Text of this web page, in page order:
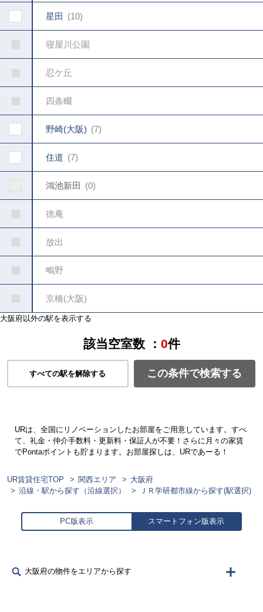
星田 10
寝屋川公園
忍ケ丘
四条畷
野崎(大阪) 7
住道 7
鴻池新田 0
徳庵
放出
鴫野
京橋(大阪)
大阪府以外の駅を表示する
該当空室数 ： 0件
すべての駅を解除する この条件で検索する
URは、全国にリノベーションしたお部屋をご用意しています。すべ
て、礼金・仲介手数料・更新料・保証人が不要！さらに月々の家賃
でPontaポイントも貯まります。お部屋探しは、URであーる！
UR賃貸住宅TOP 関西エリア
大阪府
沿線・駅から探す（沿線選択）
ＪＲ学研都市線から探す(駅選択)
PC版表示 スマートフォン版表示
大阪府の物件をエリアから探す